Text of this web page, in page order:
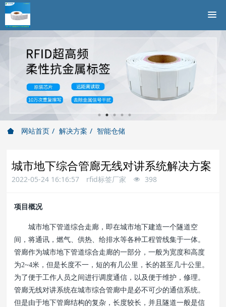
网站首页 解决方案 智能仓储
城市地下综合管廊无线对讲系统解决方案
2022-05-24 16:16:57 rfid标签厂家 398
项目概况
城市地下管道综合走廊，即在城市地下建造一个隧道空
间，将通讯，燃气、供热、给排水等各种工程管线集于一体。
管廊作为城市地下管道综合走廊的一部分，一般为宽度和高度
为2~4米，但是长度不一，短的有几公里，长的甚至几十公里。
为了便于工作人员之间进行调度通信，以及便于维护，修理。
管廊无线对讲系统在城市综合管廊中是必不可少的通信系统。
但是由于地下管廊结构的复杂，长度较长，并且隧道一般是信